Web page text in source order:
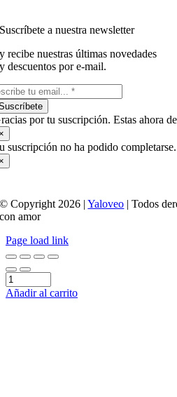
Suscríbete a nuestra newsletter
y recibe nuestras últimas novedades
y descuentos por e-mail.
por tu suscripción. Estas ahora
suscripción no ha podido
© Copyright 2026 |Yaloveo | Todos
con amor
Page load link
Añadir al carrito